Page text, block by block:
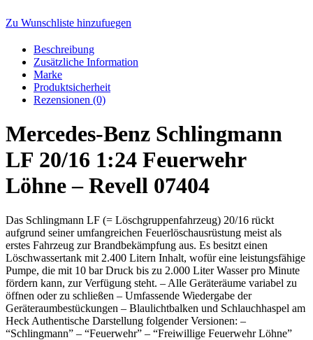
Zu Wunschliste hinzufuegen
Beschreibung
Zusätzliche Information
Marke
Produktsicherheit
Rezensionen (0)
Mercedes-Benz Schlingmann
LF 20/16 1:24 Feuerwehr
Löhne – Revell 07404
Das Schlingmann LF (= Löschgruppenfahrzeug) 20/16 rückt
aufgrund seiner umfangreichen Feuerlöschausrüstung meist als
erstes Fahrzeug zur Brandbekämpfung aus. Es besitzt einen
Löschwassertank mit 2.400 Litern Inhalt, wofür eine leistungsfähige
Pumpe, die mit 10 bar Druck bis zu 2.000 Liter Wasser pro Minute
fördern kann, zur Verfügung steht. – Alle Geräteräume variabel zu
öffnen oder zu schließen – Umfassende Wiedergabe der
Geräteraumbestückungen – Blaulichtbalken und Schlauchhaspel am
Heck Authentische Darstellung folgender Versionen: –
“Schlingmann” – “Feuerwehr” – “Freiwillige Feuerwehr Löhne”